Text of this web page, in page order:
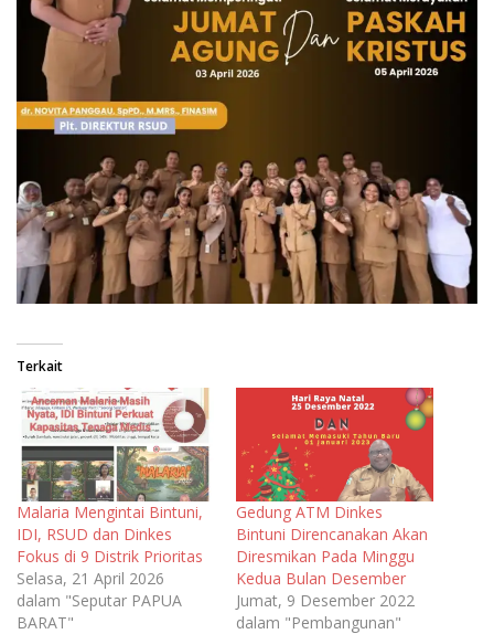
Terkait
Malaria Mengintai Bintuni,
IDI, RSUD dan Dinkes
Fokus di 9 Distrik Prioritas
Selasa, 21 April 2026
dalam "Seputar PAPUA
BARAT"
Gedung ATM Dinkes
Bintuni Direncanakan Akan
Diresmikan Pada Minggu
Kedua Bulan Desember
Jumat, 9 Desember 2022
dalam "Pembangunan"